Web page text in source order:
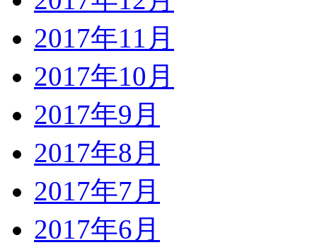
2017年11月
2017年10月
2017年9月
2017年8月
2017年7月
2017年6月